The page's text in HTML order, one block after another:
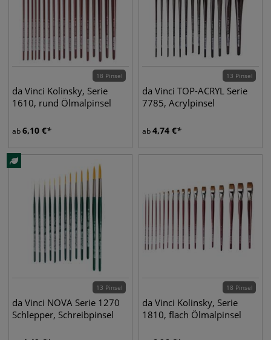
18 Pinsel
da Vinci Kolinsky, Serie
1610, rund Ölmalpinsel
ab6,10 €
13 Pinsel
da Vinci TOP-ACRYL Serie
7785, Acrylpinsel
ab4,74 €
13 Pinsel
da Vinci NOVA Serie 1270
Schlepper, Schreibpinsel
18 Pinsel
da Vinci Kolinsky, Serie
1810, flach Ölmalpinsel